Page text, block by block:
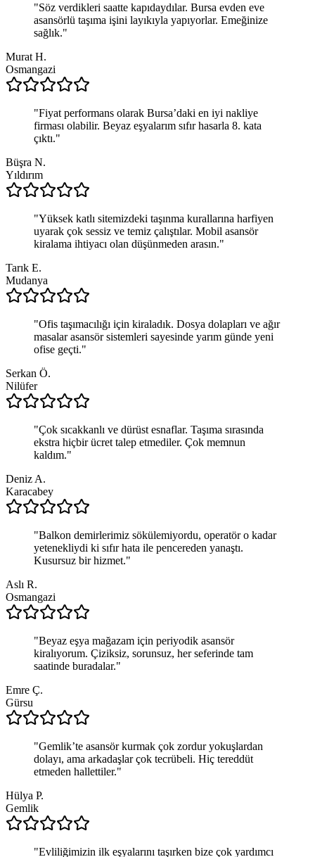
"Söz verdikleri saatte kapıdaydılar. Bursa evden eve
asansörlü taşıma işini layıkıyla yapıyorlar. Emeğinize
sağlık."
Murat H.
Osmangazi
"Fiyat performans olarak Bursa’daki en iyi nakliye
firması olabilir. Beyaz eşyalarım sıfır hasarla 8. kata
çıktı."
Büşra N.
Yıldırım
"Yüksek katlı sitemizdeki taşınma kurallarına harfiyen
uyarak çok sessiz ve temiz çalıştılar. Mobil asansör
kiralama ihtiyacı olan düşünmeden arasın."
Tarık E.
Mudanya
"Ofis taşımacılığı için kiraladık. Dosya dolapları ve ağır
masalar asansör sistemleri sayesinde yarım günde yeni
ofise geçti."
Serkan Ö.
Nilüfer
"Çok sıcakkanlı ve dürüst esnaflar. Taşıma sırasında
ekstra hiçbir ücret talep etmediler. Çok memnun
kaldım."
Deniz A.
Karacabey
"Balkon demirlerimiz sökülemiyordu, operatör o kadar
yetenekliydi ki sıfır hata ile pencereden yanaştı.
Kusursuz bir hizmet."
Aslı R.
Osmangazi
"Beyaz eşya mağazam için periyodik asansör
kiralıyorum. Çiziksiz, sorunsuz, her seferinde tam
saatinde buradalar."
Emre Ç.
Gürsu
"Gemlik’te asansör kurmak çok zordur yokuşlardan
dolayı, ama arkadaşlar çok tecrübeli. Hiç tereddüt
etmeden hallettiler."
Hülya P.
Gemlik
"Evliliğimizin ilk eşyalarını taşırken bize çok yardımcı